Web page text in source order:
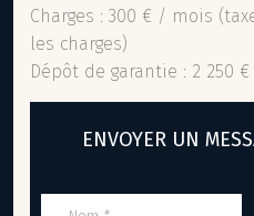
Charges : 300 € / mois
les charges)
Dépôt de garantie : 2 250 €
ENVOYER UN